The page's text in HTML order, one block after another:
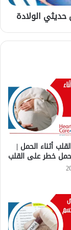
الولادة
أثناء الحمل |
خطر على القلب